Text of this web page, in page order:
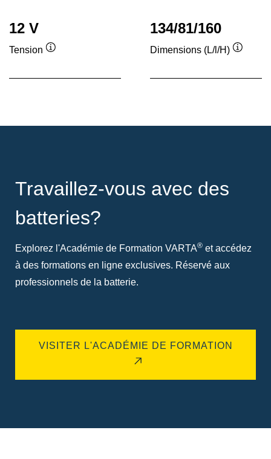
12 V
Tension
134/81/160
Dimensions (L/l/H)
Travaillez-vous avec des
batteries?
Explorez l'Académie de Formation VARTA® et accédez
à des formations en ligne exclusives. Réservé aux
professionnels de la batterie.
VISITER L'ACADÉMIE DE FORMATION